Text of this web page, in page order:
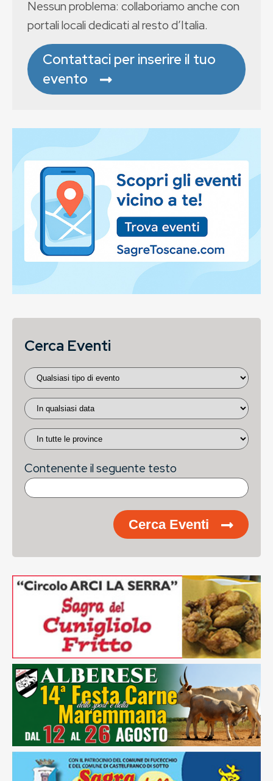
Nessun problema: collaboriamo anche con
portali locali dedicati al resto d’Italia.
Contattaci per inserire il tuo
evento
Cerca Eventi
Contenente il seguente testo
Cerca Eventi